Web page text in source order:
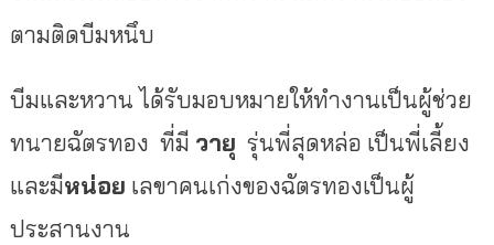
ตามติดบีมหนึบ
บีมและหวาน ได้รับมอบหมายให้ทำงานเป็นผู้ช่วย
ทนายฉัตรทอง ที่มี วายุ รุ่นพี่สุดหล่อ เป็นพี่เลี้ยง
และมีหน่อย เลขาคนเก่งของฉัตรทองเป็นผู้
ประสานงาน